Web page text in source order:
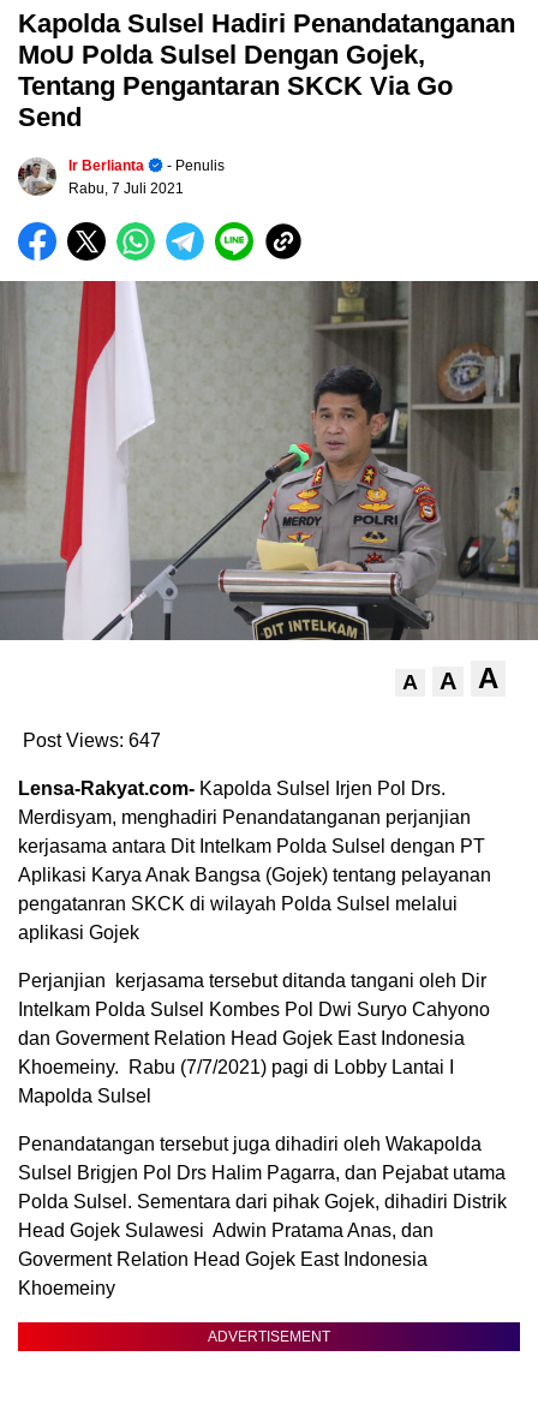
Kapolda Sulsel Hadiri Penandatanganan
MoU Polda Sulsel Dengan Gojek,
Tentang Pengantaran SKCK Via Go
Send
Ir Berlianta
- Penulis
Rabu, 7 Juli 2021
A A A
Post Views: 647
Lensa-Rakyat.com- Kapolda Sulsel Irjen Pol Drs.
Merdisyam, menghadiri Penandatanganan perjanjian
kerjasama antara Dit Intelkam Polda Sulsel dengan PT
Aplikasi Karya Anak Bangsa (Gojek) tentang pelayanan
pengatanran SKCK di wilayah Polda Sulsel melalui
aplikasi Gojek
Perjanjian kerjasama tersebut ditanda tangani oleh Dir
Intelkam Polda Sulsel Kombes Pol Dwi Suryo Cahyono
dan Goverment Relation Head Gojek East Indonesia
Khoemeiny. Rabu (7/7/2021) pagi di Lobby Lantai I
Mapolda Sulsel
Penandatangan tersebut juga dihadiri oleh Wakapolda
Sulsel Brigjen Pol Drs Halim Pagarra, dan Pejabat utama
Polda Sulsel. Sementara dari pihak Gojek, dihadiri Distrik
Head Gojek Sulawesi Adwin Pratama Anas, dan
Goverment Relation Head Gojek East Indonesia
Khoemeiny
ADVERTISEMENT